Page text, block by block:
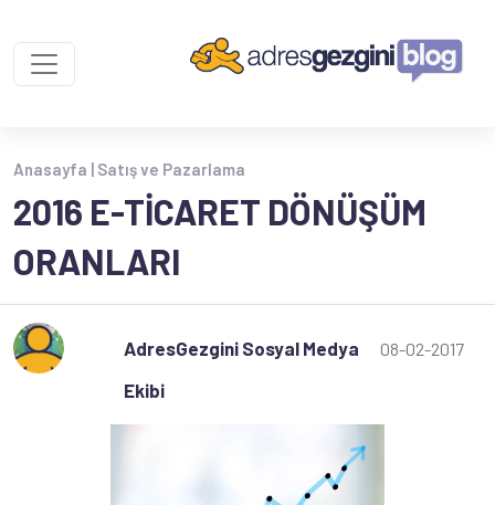
Anasayfa | Satış ve Pazarlama
2016 E-TICARET DÖNÜŞÜM
ORANLARI
AdresGezgini Sosyal Medya
Ekibi
08-02-2017